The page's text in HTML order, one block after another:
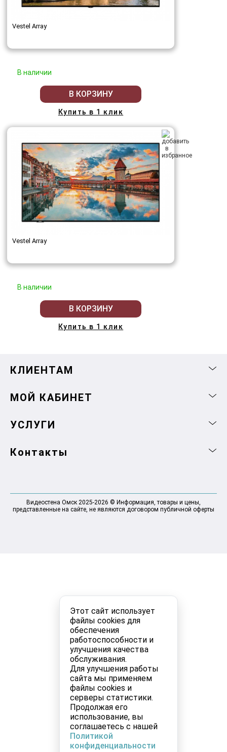
Этот сайт использует
файлы cookies для
обеспечения
работоспособности и
улучшения качества
обслуживания.
Для улучшения работы
сайта мы применяем
файлы cookies и
серверы статистики.
Продолжая его
использование, вы
соглашаетесь с нашей
Политикой
конфиденциальности
Vestel Array
В наличии
В КОРЗИНУ
Купить в 1 клик
Vestel Array
В наличии
В КОРЗИНУ
Купить в 1 клик
КЛИЕНТАМ
МОЙ КАБИНЕТ
УСЛУГИ
Контакты
Видеостена Омск 2025-2026 © Информация, товары и цены,
представленные на сайте, не являются договором публичной оферты